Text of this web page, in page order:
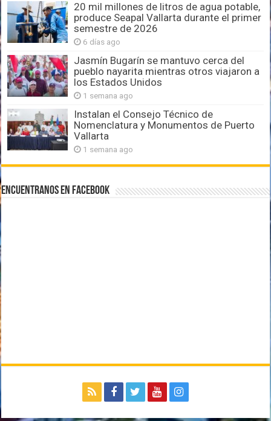
20 mil millones de litros de agua potable,
produce Seapal Vallarta durante el primer
semestre de 2026
6 días ago
Jasmín Bugarín se mantuvo cerca del
pueblo nayarita mientras otros viajaron a
los Estados Unidos
1 semana ago
Instalan el Consejo Técnico de
Nomenclatura y Monumentos de Puerto
Vallarta
1 semana ago
Encuentranos en Facebook